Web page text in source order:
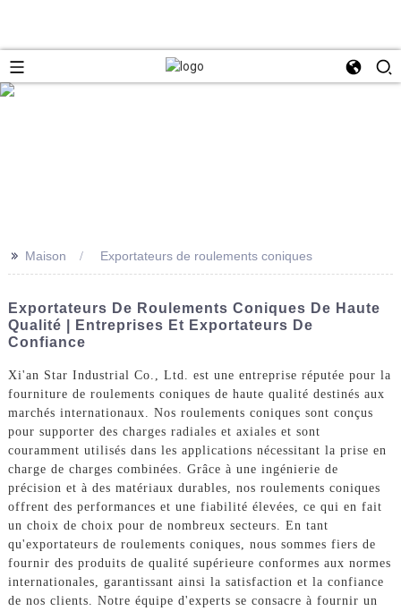
>> Maison Exportateurs de roulements coniques
Exportateurs De Roulements Coniques De Haute
Qualité | Entreprises Et Exportateurs De
Confiance
Xi'an Star Industrial Co., Ltd. est une entreprise réputée pour la
fourniture de roulements coniques de haute qualité destinés aux
marchés internationaux. Nos roulements coniques sont conçus
pour supporter des charges radiales et axiales et sont
couramment utilisés dans les applications nécessitant la prise en
charge de charges combinées. Grâce à une ingénierie de
précision et à des matériaux durables, nos roulements coniques
offrent des performances et une fiabilité élevées, ce qui en fait
un choix de choix pour de nombreux secteurs. En tant
qu'exportateurs de roulements coniques, nous sommes fiers de
fournir des produits de qualité supérieure conformes aux normes
internationales, garantissant ainsi la satisfaction et la confiance
de nos clients. Notre équipe d'experts se consacre à fournir un